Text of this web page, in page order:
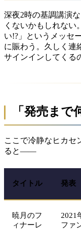
深夜2時の基調講演
くないかもしれない
い!?」というメッセ
に賑わう。久しく連
サインインしてくる
「発売まで
ここで冷静なヒカセ
ると——
タイトル 発表
暁月のフ
ィナーレ
2021
ファ